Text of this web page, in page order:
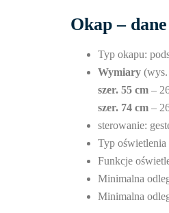
Okap –
Typ okapu:
Wymiary (wys.
szer. 55 cm –
szer. 74 cm –
sterowanie:
Typ
Funkcje
Minimalna
Minimalna